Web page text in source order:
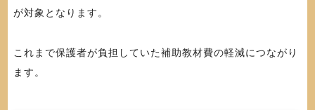
が対象となります。
これまで保護者が負担していた補助教材費の軽減につながり
ます。